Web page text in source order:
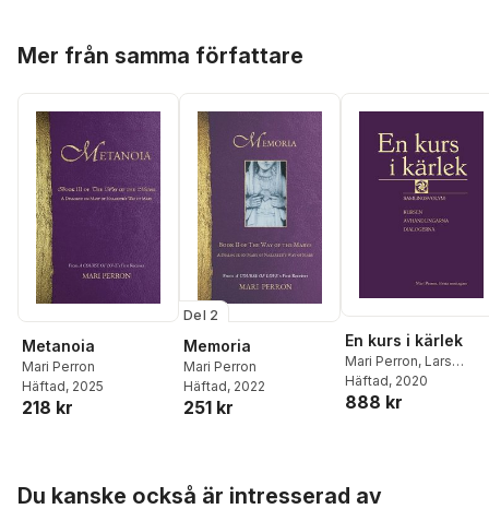
Mer från samma författare
Metanoia
Mari Perron
Häftad, 2025
218 kr
Del 2
Memoria
Mari Perron
Häftad, 2022
251 kr
En kurs i kärlek
Mari Perron, Lars
Gimstedt
Häftad, 2020
888 kr
Du kanske också är intresserad av